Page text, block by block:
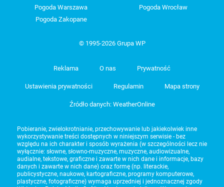
Pogoda Warszawa
Pogoda Wrocław
Pogoda Zakopane
© 1995-2026 Grupa WP
Reklama O nas Prywatność
Ustawienia prywatności Regulamin Mapa strony
Źródło danych: WeatherOnline
Pobieranie, zwielokrotnianie, przechowywanie lub jakiekolwiek inne
wykorzystywanie treści dostępnych w niniejszym serwisie - bez
względu na ich charakter i sposób wyrażenia (w szczególności lecz nie
wyłącznie: słowne, słowno-muzyczne, muzyczne, audiowizualne,
audialne, tekstowe, graficzne i zawarte w nich dane i informacje, bazy
danych i zawarte w nich dane) oraz formę (np. literackie,
publicystyczne, naukowe, kartograficzne, programy komputerowe,
plastyczne, fotograficzne) wymaga uprzedniej i jednoznacznej zgody